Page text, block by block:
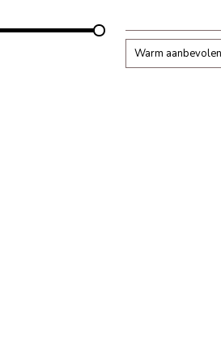
lange afdronk.
Warm aanbevolen